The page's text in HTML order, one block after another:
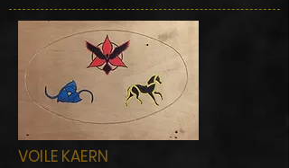
VOILE KAERN